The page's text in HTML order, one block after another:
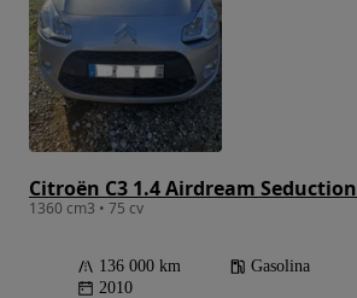
Citroën C3 1.4 Airdream Seduction
1360 cm3 • 75 cv
136 000 km Gasolina
2010